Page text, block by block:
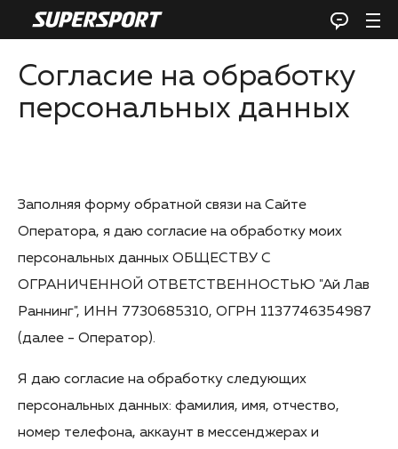
Согласие на обработку
персональных данных
Заполняя форму обратной связи на Сайте
Оператора, я даю согласие на обработку моих
персональных данных ОБЩЕСТВУ С
ОГРАНИЧЕННОЙ ОТВЕТСТВЕННОСТЬЮ "Ай Лав
Раннинг", ИНН 7730685310, ОГРН 1137746354987
(далее - Оператор).
Я даю согласие на обработку следующих
персональных данных: фамилия, имя, отчество,
номер телефона, аккаунт в мессенджерах и